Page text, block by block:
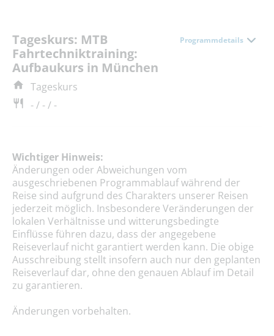
Tageskurs: MTB
Fahrtechniktraining:
Aufbaukurs in München
Programmdetails
Tageskurs
- / - / -
Wichtiger Hinweis:
Änderungen oder Abweichungen vom
ausgeschriebenen Programmablauf während der
Reise sind aufgrund des Charakters unserer Reisen
jederzeit möglich. Insbesondere Veränderungen der
lokalen Verhältnisse und witterungsbedingte
Einflüsse führen dazu, dass der angegebene
Reiseverlauf nicht garantiert werden kann. Die obige
Ausschreibung stellt insofern auch nur den geplanten
Reiseverlauf dar, ohne den genauen Ablauf im Detail
zu garantieren.
Änderungen vorbehalten.